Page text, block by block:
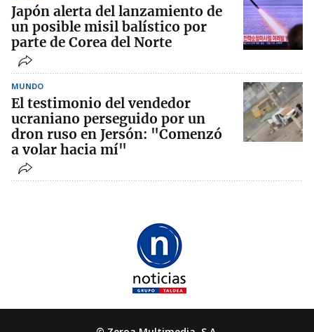
Japón alerta del lanzamiento de
un posible misil balístico por
parte de Corea del Norte
MUNDO
El testimonio del vendedor
ucraniano perseguido por un
dron ruso en Jersón: "Comenzó
a volar hacia mí"